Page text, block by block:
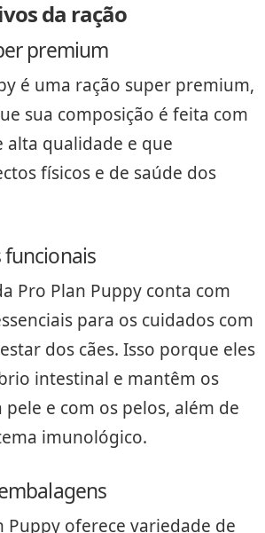
da ração
premium
é uma ração super premium,
sua composição é feita com
alta qualidade e que
físicos e de saúde dos
Pro Plan Puppy conta com
para os cuidados com
dos cães. Isso porque eles
intestinal e mantêm os
pele e com os pelos, além de
imunológico.
Puppy oferece variedade de